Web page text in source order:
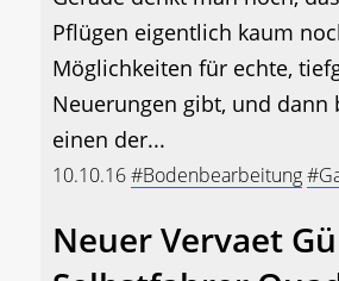
Pflügen eigentlich kaum
Möglichkeiten für echte,
Neuerungen gibt, und dann
einen der...
10.10.16#Bodenbearbeitung
Neuer Vervaet